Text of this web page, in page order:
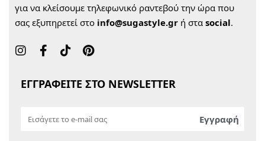
για να κλείσουμε τηλεφωνικό ραντεβού την ώρα που
σας εξυπηρετεί στο info@sugastyle.gr ή στα social.
ΕΓΓΡΑΦΕΙΤΕ ΣΤΟ NEWSLETTER